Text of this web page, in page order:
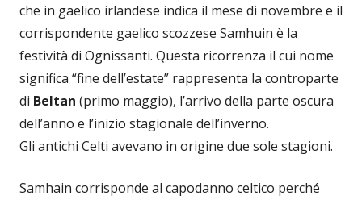
che in gaelico irlandese indica il mese di novembre e il
corrispondente gaelico scozzese Samhuin è la
festività di Ognissanti. Questa ricorrenza il cui nome
significa “fine dell’estate” rappresenta la controparte
di Beltan (primo maggio), l’arrivo della parte oscura
dell’anno e l’inizio stagionale dell’inverno.
Gli antichi Celti avevano in origine due sole stagioni.
Samhain corrisponde al capodanno celtico perché